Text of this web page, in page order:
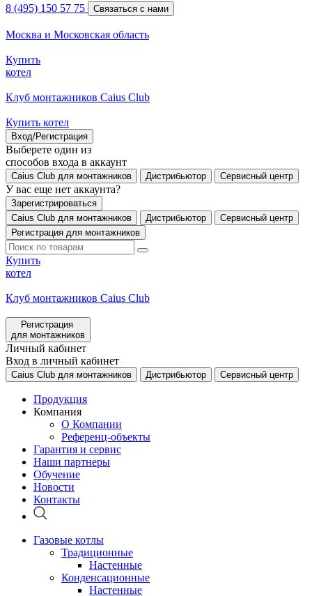
8 (495) 150 57 75 Связаться с нами
Москва и Московская область
Купить
котел
Клуб монтажников Caius Club
Купить котел
Вход/Регистрация
Выберете один из
способов входа в аккаунт
Caius Club для монтажников Дистрибьютор Сервисный центр
У вас еще нет аккаунта?
Зарегистрироваться
Caius Club для монтажников
Дистрибьютор
Сервисный центр
Регистрация для монтажников
Купить
котел
Клуб монтажников Caius Club
Регистрация
для монтажников
Личный кабинет
Вход в личный кабинет
Caius Club для монтажников Дистрибьютор Сервисный центр
Продукция
Компания
О Компании
Референц-объекты
Гарантия и сервис
Наши партнеры
Обучение
Новости
Контакты
Газовые котлы
Традиционные
Настенные
Конденсационные
Настенные